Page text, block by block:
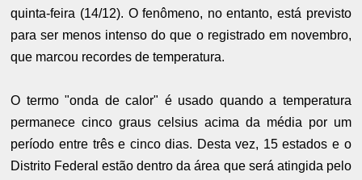
quinta-feira (14/12). O fenômeno, no entanto, está previsto
para ser menos intenso do que o registrado em novembro,
que marcou recordes de temperatura.
O termo "onda de calor" é usado quando a temperatura
permanece cinco graus celsius acima da média por um
período entre três e cinco dias. Desta vez, 15 estados e o
Distrito Federal estão dentro da área que será atingida pelo